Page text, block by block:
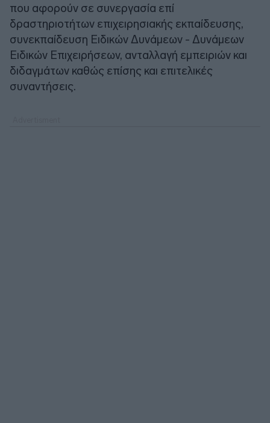
που αφορούν σε συνεργασία επί
δραστηριοτήτων επιχειρησιακής εκπαίδευσης,
συνεκπαίδευση Ειδικών Δυνάμεων - Δυνάμεων
Ειδικών Επιχειρήσεων, ανταλλαγή εμπειριών και
διδαγμάτων καθώς επίσης και επιτελικές
συναντήσεις.